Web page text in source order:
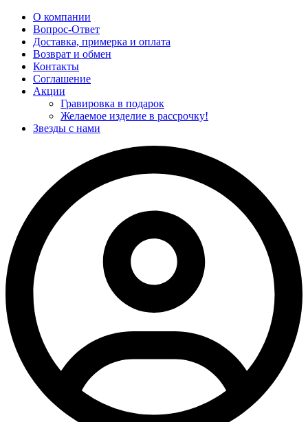
О компании
Вопрос-Ответ
Доставка, примерка и оплата
Возврат и обмен
Контакты
Соглашение
Акции
Гравировка в подарок
Желаемое изделие в рассрочку!
Звезды с нами